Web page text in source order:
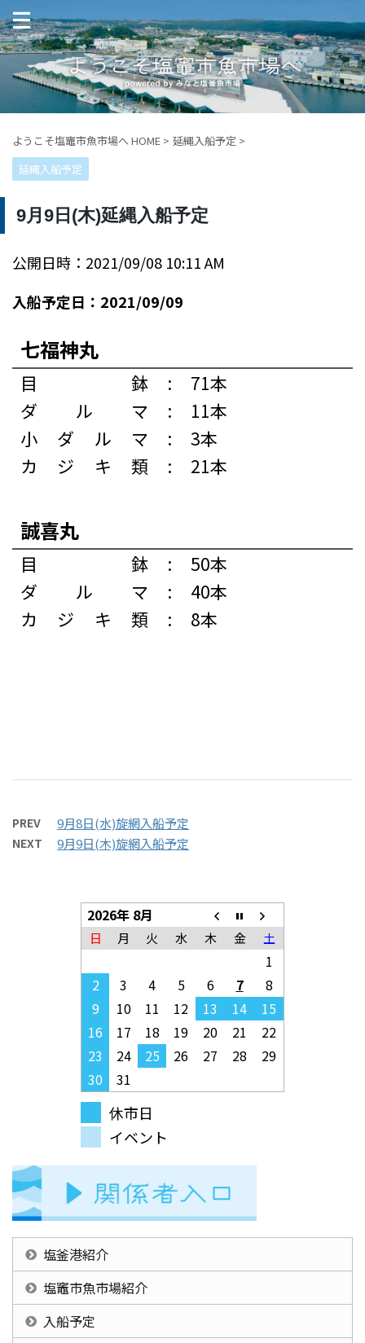
ようこそ塩竈市魚市場へ HOME > 延縄入船予定 >
延縄入船予定
9月9日(木)延縄入船予定
公開日時：2021/09/08 10:11 AM
入船予定日：2021/09/09
七福神丸
目鉢 :
71本
ダルマ
:
11本
小ダルマ
:
3本
カジキ類
: 21本
誠喜丸
目鉢 :
50本
ダルマ
:
40本
カジキ類
: 8本
PREV 9月8日(水)旋網入船予定
NEXT 9月9日(木)旋網入船予定
2026年 8月
日 月 火 水 木 金 土
1
2
3 4 5 6 7
8
9
10 11 12 13 14
15
16
17 18 19 20 21
22
23
24 25 26 27 28
29
30
31
休市日
イベント
塩釜港紹介
塩竈市魚市場紹介
入船予定